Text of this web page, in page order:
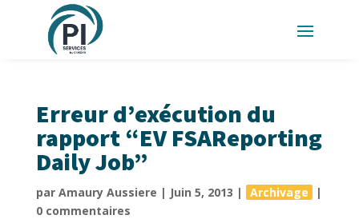
Erreur d’exécution du
rapport “EV FSAReporting
Daily Job”
par Amaury Aussiere | Juin 5, 2013 | Archivage
|
0 commentaires